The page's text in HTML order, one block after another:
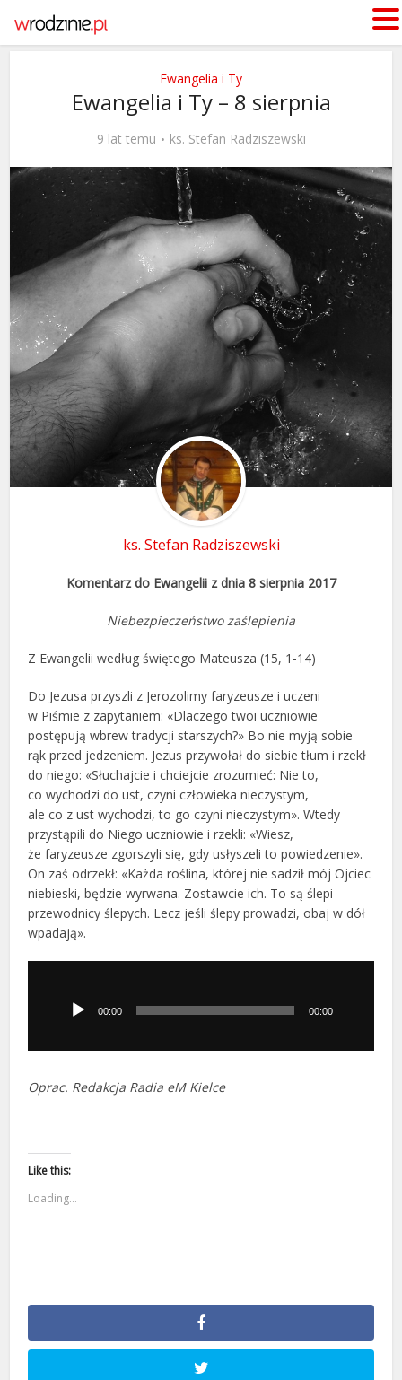
Ewangelia i Ty
Ewangelia i Ty – 8 sierpnia
9 lat temu ks. Stefan Radziszewski
ks. Stefan Radziszewski
Komentarz do Ewangelii z dnia 8 sierpnia 2017
Niebezpieczeństwo zaślepienia
Z Ewangelii według świętego Mateusza (15, 1-14)
Do Jezusa przyszli z Jerozolimy faryzeusze i uczeni
w Piśmie z zapytaniem: «Dlaczego twoi uczniowie
postępują wbrew tradycji starszych?» Bo nie myją sobie
rąk przed jedzeniem. Jezus przywołał do siebie tłum i rzekł
do niego: «Słuchajcie i chciejcie zrozumieć: Nie to,
co wychodzi do ust, czyni człowieka nieczystym,
ale co z ust wychodzi, to go czyni nieczystym». Wtedy
przystąpili do Niego uczniowie i rzekli: «Wiesz,
że faryzeusze zgorszyli się, gdy usłyszeli to powiedzenie».
On zaś odrzekł: «Każda roślina, której nie sadził mój Ojciec
niebieski, będzie wyrwana. Zostawcie ich. To są ślepi
przewodnicy ślepych. Lecz jeśli ślepy prowadzi, obaj w dół
wpadają».
dźwiękowych00:00 00:00
Oprac. Redakcja Radia eM Kielce
Like this:
Loading...